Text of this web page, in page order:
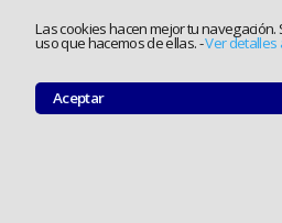
Las cookies hacen mejor tu navegación.
uso que hacemos de ellas.-Ver detalles
Aceptar